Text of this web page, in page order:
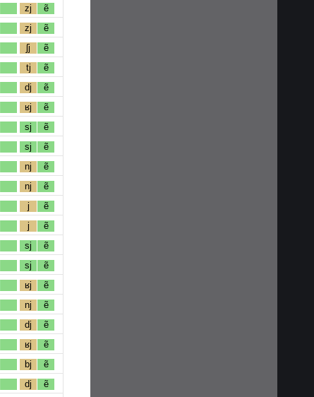
zj ẽ
zj ẽ
ʃj ẽ
tj ẽ
dj ẽ
ʁj ẽ
sj ẽ
sj ẽ
nj ẽ
nj ẽ
j ẽ
j ẽ
sj ẽ
sj ẽ
ʁj ẽ
nj ẽ
dj ẽ
ʁj ẽ
bj ẽ
dj ẽ